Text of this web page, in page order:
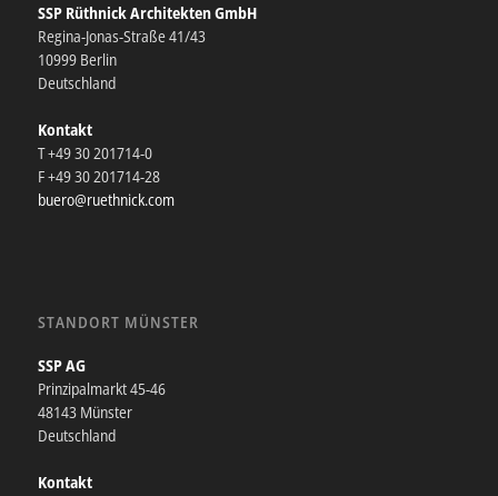
SSP Rüthnick Architekten GmbH
Regina-Jonas-Straße 41/43
10999 Berlin
Deutschland
Kontakt
T +49 30 201714-0
F +49 30 201714-28
buero@ruethnick.com
STANDORT MÜNSTER
SSP AG
Prinzipalmarkt 45-46
48143 Münster
Deutschland
Kontakt